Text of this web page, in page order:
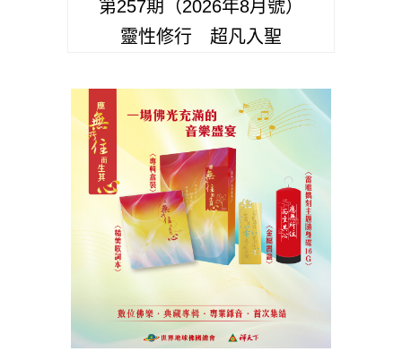
第257期（2026年8月號）
靈性修行 超凡入聖